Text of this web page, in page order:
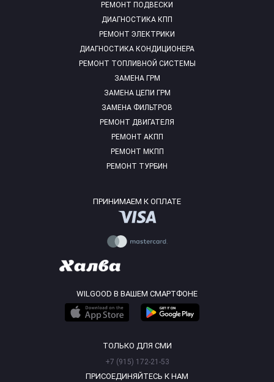
РЕМОНТ ПОДВЕСКИ
ДИАГНОСТИКА КПП
РЕМОНТ ЭЛЕКТРИКИ
ДИАГНОСТИКА КОНДИЦИОНЕРА
РЕМОНТ ТОПЛИВНОЙ СИСТЕМЫ
ЗАМЕНА ГРМ
ЗАМЕНА ЦЕПИ ГРМ
ЗАМЕНА ФИЛЬТРОВ
РЕМОНТ ДВИГАТЕЛЯ
РЕМОНТ АКПП
РЕМОНТ МКПП
РЕМОНТ ТУРБИН
ПРИНИМАЕМ К ОПЛАТЕ
WILGOOD В ВАШЕМ СМАРТФОНЕ
ТОЛЬКО ДЛЯ СМИ
+7 (915) 172-21-53
ПРИСОЕДИНЯЙТЕСЬ К НАМ